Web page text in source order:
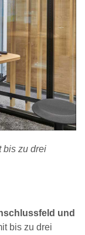
bis zu drei
und
bis zu drei